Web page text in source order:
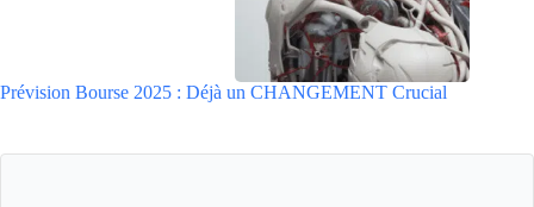
Prévision Bourse 2025 : Déjà un CHANGEMENT Crucial